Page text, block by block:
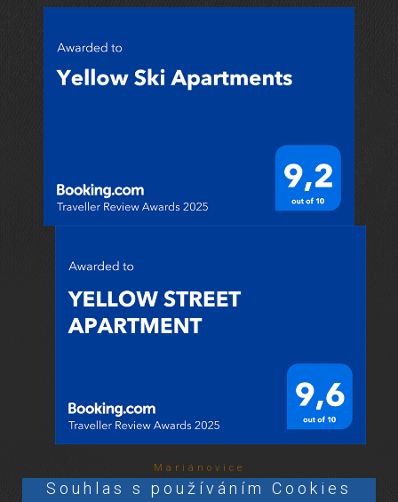
Mariánovice
Souhlas s používáním Cookies